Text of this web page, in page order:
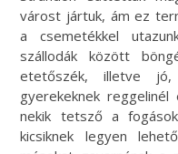
várost jártuk, ám ez
a csemetékkel
szállodák között
etetőszék, illetve
gyerekeknek
nekik tetsző a
kicsiknek legyen